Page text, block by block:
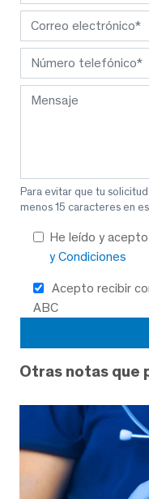
Para evitar que tu
menos 15 caracteres en
He leído y
y Condiciones
Acepto recibir
ABC
Otras notas que